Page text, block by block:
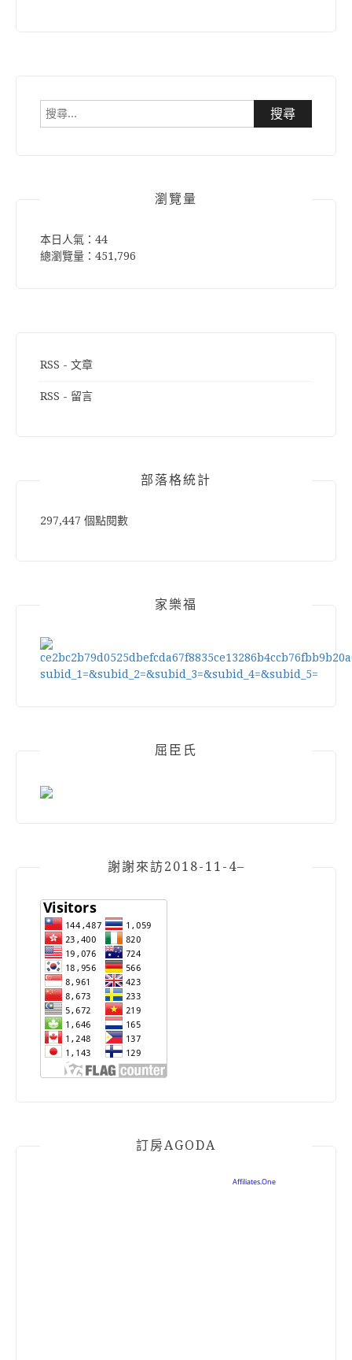
搜
尋
瀏覽量
本日人氣：44
總瀏覽量：451,796
RSS - 文章
RSS - 留言
部落格統計
297,447 個點閱數
家樂福
屈臣氏
謝謝來訪2018-11-4–
訂房AGODA